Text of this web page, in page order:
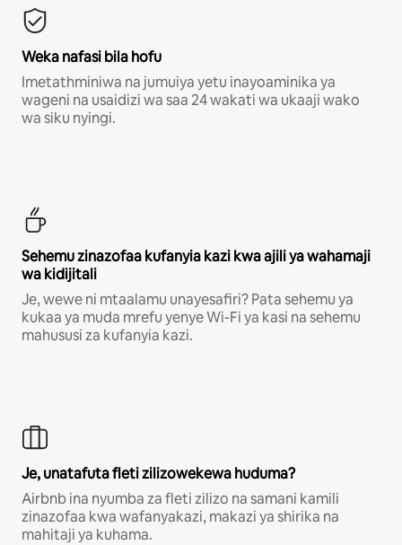
Weka nafasi bila hofu
Imetathminiwa na jumuiya yetu inayoaminika ya
wageni na usaidizi wa saa 24 wakati wa ukaaji wako
wa siku nyingi.
Sehemu zinazofaa kufanyia kazi kwa ajili ya wahamaji
wa kidijitali
Je, wewe ni mtaalamu unayesafiri? Pata sehemu ya
kukaa ya muda mrefu yenye Wi-Fi ya kasi na sehemu
mahususi za kufanyia kazi.
Je, unatafuta fleti zilizowekewa huduma?
Airbnb ina nyumba za fleti zilizo na samani kamili
zinazofaa kwa wafanyakazi, makazi ya shirika na
mahitaji ya kuhama.